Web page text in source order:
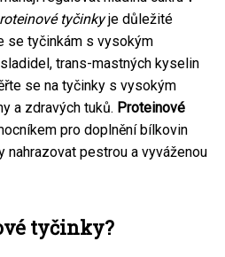
tyčinkyje důležité
se tyčinkám s vysokým
trans-mastných kyselin
se na tyčinky s vysokým
a zdravých tuků. Proteinové
pro doplnění bílkovin
nahrazovat pestrou a vyváženou
tyčinky?